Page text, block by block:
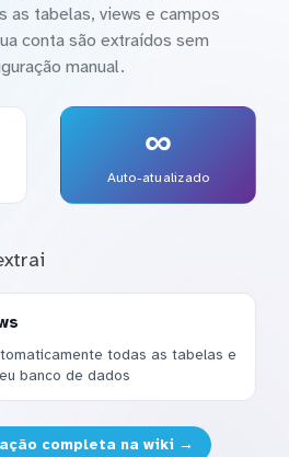
as tabelas, views e campos
conta são extraídos sem
manual.
∞
Auto-atualizado
todas as tabelas e
banco de dados
completa na wiki →